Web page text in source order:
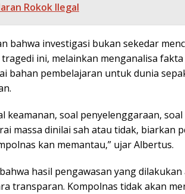
Rokok Ilegal
bahwa investigasi bukan sekedar
ini, melainkan menganalisa
bahan pembelajaran untuk dunia
keamanan, soal penyelenggaraan,
massa dinilai sah atau tidak, biarkan
kan memantau,” ujar Albertus.
hasil pengawasan yang dilakukan
transparan. Kompolnas tidak akan